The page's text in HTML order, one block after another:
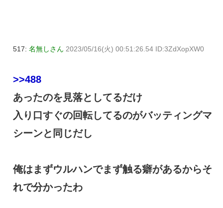
517: 名無しさん 2023/05/16(火) 00:51:26.54 ID:3ZdXopXW0
>>488
あったのを見落としてるだけ
入り口すぐの回転してるのがバッティングマ
シーンと同じだし
俺はまずウルハンでまず触る癖があるからそ
れで分かったわ